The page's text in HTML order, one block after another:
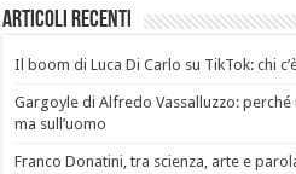
Articoli recenti
Il boom di Luca Di Carlo su TikTok: chi
Gargoyle di Alfredo Vassalluzzo: perché
ma sull’uomo
Franco Donatini, tra scienza, arte e